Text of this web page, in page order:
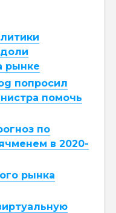
рынке
попросил
помочь
по
в 2020-
рынка